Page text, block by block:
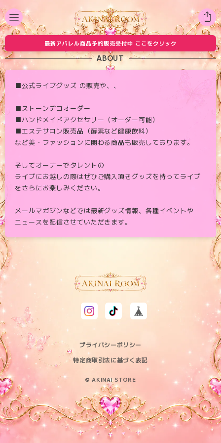
最新アパレル商品予約販売受付中 ここをクリック
ABOUT
■公式ライブグッズ の販売や、、
■ストーンデコオーダー
■ハンドメイドアクセサリー（オーダー可能）
■エステサロン販売品（酵素など健康飲料）
など美・ファッションに関わる商品も販売しております。
そしてオーナーでタレントの
ライブにお越しの際はぜひご購入頂きグッズを持ってライブ
をさらにお楽しみください。
メールマガジンなどでは最新グッズ情報、各種イベントや
ニュースを配信させていただきます。
プライバシーポリシー
特定商取引法に基づく表記
© AKINAI STORE